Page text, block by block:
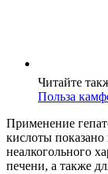
Читайте
Польза
Применение
кислоты показано
неалкогольного
печени, а также